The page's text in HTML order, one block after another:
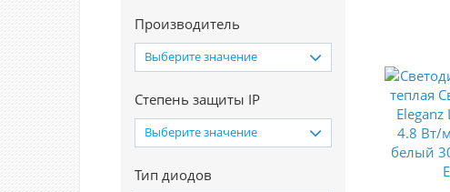
Производитель
Выберите значение
Степень защиты IP
Выберите значение
Тип диодов